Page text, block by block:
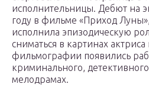
исполнительницы. Дебют на
году в фильме «Приход
исполнила эпизодическую
сниматься в картинах
фильмографии появились
криминального,
мелодрамах.